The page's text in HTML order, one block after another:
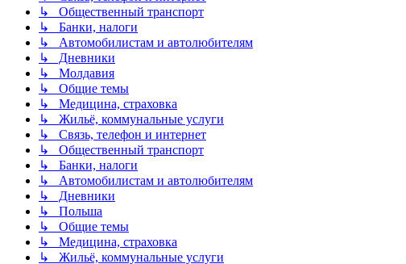
↳ Общественный транспорт
↳ Банки, налоги
↳ Автомобилистам и автолюбителям
↳ Дневники
↳ Молдавия
↳ Общие темы
↳ Медицина, страховка
↳ Жильё, коммунальные услуги
↳ Связь, телефон и интернет
↳ Общественный транспорт
↳ Банки, налоги
↳ Автомобилистам и автолюбителям
↳ Дневники
↳ Польша
↳ Общие темы
↳ Медицина, страховка
↳ Жильё, коммунальные услуги